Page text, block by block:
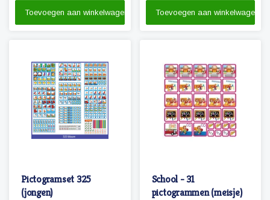
belonen.
Toevoegen aan winkelwagen Toevoegen aan winkelwagen
Pictogramset 325
(jongen)
School - 31
pictogrammen (meisje)